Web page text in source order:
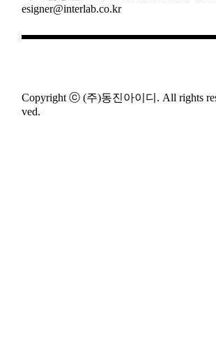
esigner@interlab.co.kr
Copyright ⓒ (주)동진아이디. All rights
ved.